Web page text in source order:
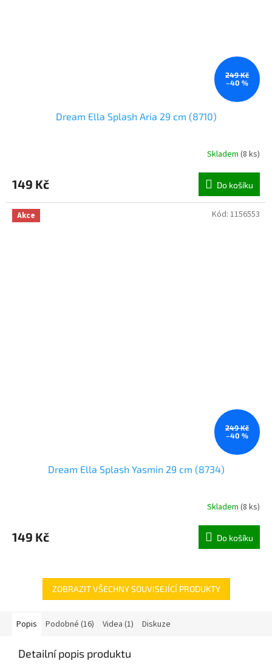
249 Kč
–40 %
Dream Ella Splash Aria 29 cm (8710)
Skladem (8 ks)
149 Kč Do košíku
Akce
249 Kč
–40 %
Dream Ella Splash Yasmin 29 cm (8734)
Skladem (8 ks)
149 Kč Do košíku
Kód: 1156553
ZOBRAZIT VŠECHNY SOUVISEJÍCÍ PRODUKTY
Popis Podobné (16) Videa (1) Diskuze
Detailní popis produktu